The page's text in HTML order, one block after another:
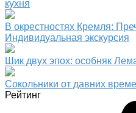
кухня
В окрестностях Кремля:
Индивидуальная экскурсия
Шик двух эпох: особняк
Сокольники от давних
Рейтинг